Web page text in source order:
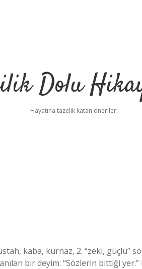
Dolu
Hayatına tazelik katan öneriler!
bir deyim: “Sözlerin bittiği